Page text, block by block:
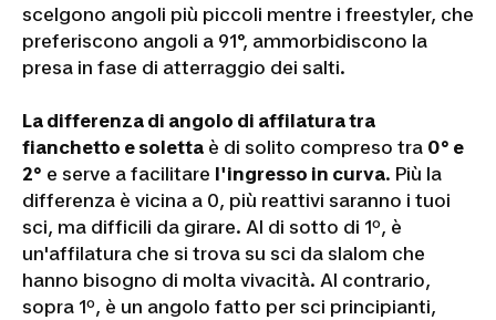
scelgono angoli più piccoli mentre i freestyler, che
preferiscono angoli a 91°, ammorbidiscono la
presa in fase di atterraggio dei salti.
La differenza di angolo di affilatura tra
fianchetto e soletta è di solito compreso tra 0° e
2° e serve a facilitare l'ingresso in curva. Più la
differenza è vicina a 0, più reattivi saranno i tuoi
sci, ma difficili da girare. Al di sotto di 1º, è
un'affilatura che si trova su sci da slalom che
hanno bisogno di molta vivacità. Al contrario,
sopra 1º, è un angolo fatto per sci principianti,